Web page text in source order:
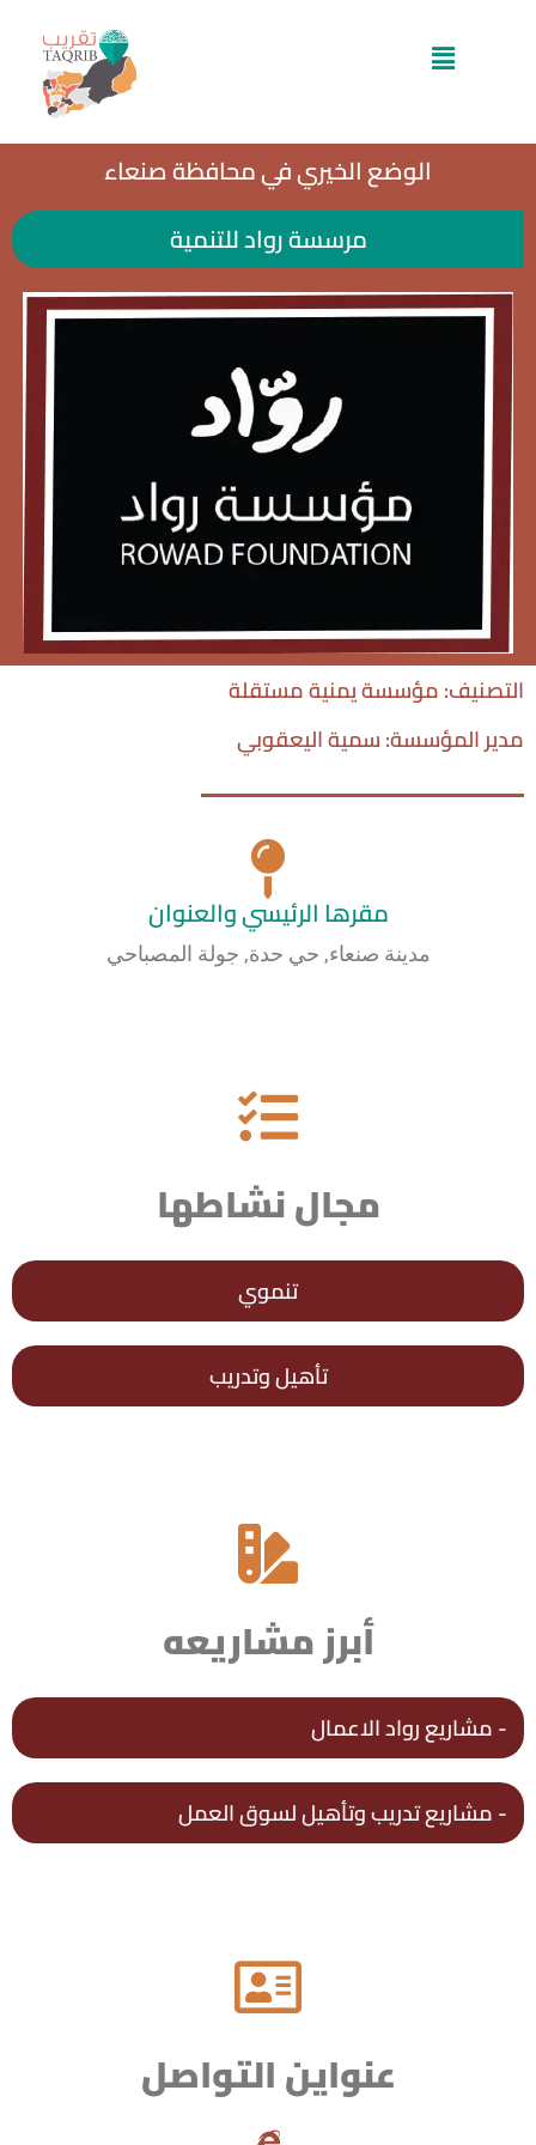
القائمة
الوضع الخيري في محافظة صنعاء
مرسسة رواد للتنمية
التصنيف: مؤسسة يمنية مستقلة
مدير المؤسسة: سمية اليعقوبي
مقرها الرئيسي والعنوان
مدينة صنعاء, حي حدة, جولة المصباحي
مجال نشاطها
تنموي
تأهيل وتدريب
أبرز مشاريعه
- مشاريع رواد الاعمال
- مشاريع تدريب وتأهيل لسوق العمل
عنواين التواصل